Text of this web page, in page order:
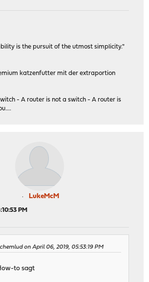
is the pursuit of the utmost simplicity."
katzenfutter mit der extraportion
- A router is not a switch - A router is
LukeMcM
PM
on April 06, 2019, 05:53:19 PM
to sagt